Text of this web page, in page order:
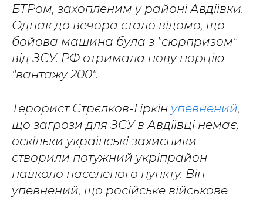
БТРом, захопленим у районі Авдіївки.
Однак до вечора стало відомо, що
бойова машина була з "сюрпризом"
від ЗСУ. РФ отримала нову порцію
"вантажу 200".
Терорист Стрєлков-Гіркін упевнений,
що загрози для ЗСУ в Авдіївці немає,
оскільки українські захисники
створили потужний укріпрайон
навколо населеного пункту. Він
упевнений, що російське військове